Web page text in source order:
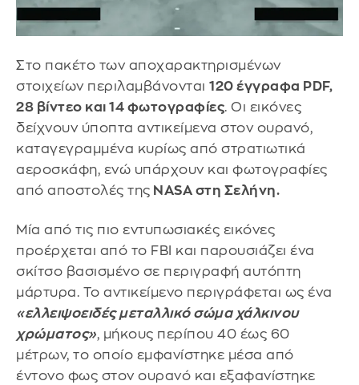
Στο πακέτο των αποχαρακτηρισμένων
στοιχείων περιλαμβάνονται 120 έγγραφα PDF,
28 βίντεο και 14 φωτογραφίες. Οι εικόνες
δείχνουν ύποπτα αντικείμενα στον ουρανό,
καταγεγραμμένα κυρίως από στρατιωτικά
αεροσκάφη, ενώ υπάρχουν και φωτογραφίες
από αποστολές της NASA στη Σελήνη.
Μία από τις πιο εντυπωσιακές εικόνες
προέρχεται από το FBI και παρουσιάζει ένα
σκίτσο βασισμένο σε περιγραφή αυτόπτη
μάρτυρα. Το αντικείμενο περιγράφεται ως ένα
«ελλειψοειδές μεταλλικό σώμα χάλκινου
χρώματος», μήκους περίπου 40 έως 60
μέτρων, το οποίο εμφανίστηκε μέσα από
έντονο φως στον ουρανό και εξαφανίστηκε